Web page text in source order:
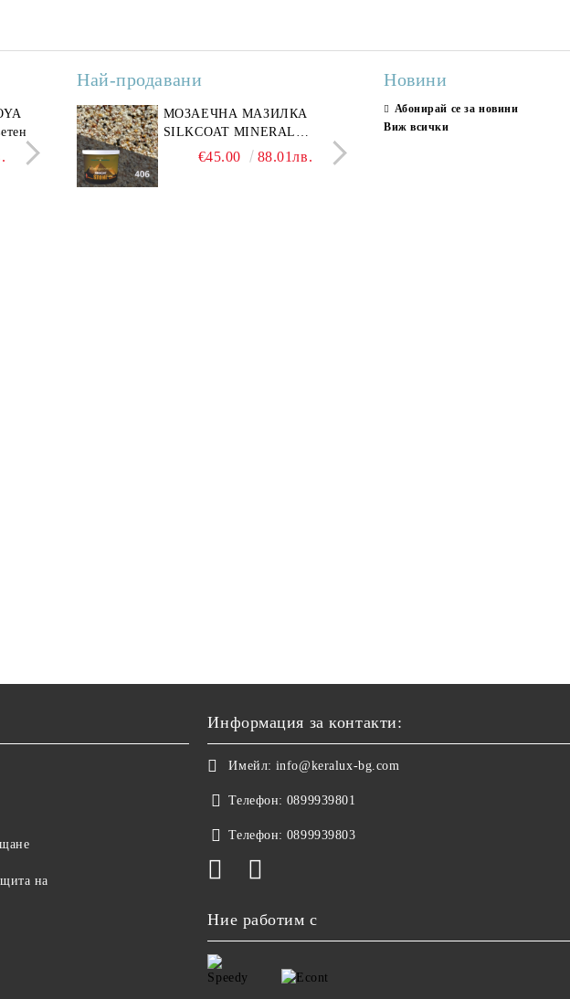
Полиран гранитогрес
SAVONA GREY 60x120 см,
светло сив мрамор
€22.50 44.01лв.
Гранитогрес LESY GREY
GOLD 60х120см, тип
Най-продавани
МОЗАЕЧНА МАЗИЛКА
SILKCOAT MINERAL
PLASTER STONE, СИТЕН
€45.00 88.01лв.
СТЕННИ ПЛОЧКИ
30X90CM, ГЛАНЦ
Новини
Абонирай се за новини
Виж всички
на
Информация за контакти:
Имейл: info@keralux-bg.com
Телефон: 0899939801
Телефон: 0899939803
Ние работим с